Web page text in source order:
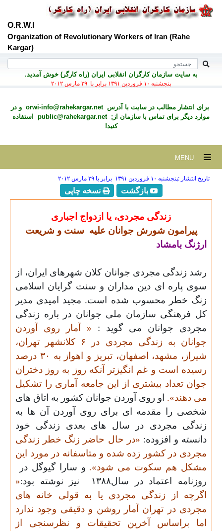
O.R.W.I
Organization of Revolutionary Workers of Iran (Rahe
Kargar)
به سايت سازمان کارگران انقلابی ايران (راه کارگر) خوش آمديد.
پنجشنبه ۱۰ فروردين ۱۳۹۱ برابر با ۲۹ مارس ۲۰۱۲
برای انتشار مطالب در سايت با آدرسorwi-info@rahekargar.net و در
موارد ديگر برای تماس با سازمان از;public@rahekargar.net
استفاده
کنید!
تاریخ انتشار :پنجشنبه ۱۰ فروردين ۱۳۹۱ برابر با ۲۹ مارس ۲۰۱۲
بازگشت نسخه چاپی
زندگی مجردی، یا ازدواج اجباری
پیرامون شورش جوانان علیه سنت و شریعت
ارژنگ بامشاد
رشد زندگی مجردی جوانان کلان شهرهای ایران، از
سوی پاره ای دین مداران و سنت گرایان اسلامی
زنگ خطر محسوب شده است. مجید امیدی مدیر
کل فرهنگی سازمان ملی جوانان در باره زندگی
مجردی جوانان
می گوید : « آمار روی آوردن
جوانان به زندگی مجردی در ۶ کلانشهر تهران،
شیراز، مشهد، اصفهان، تبریز و اهواز به ۳۰ درصد
رسیده است و غم انگیزتر آنکه روز به روز دختران
جوان تعداد بیشتری از این جامعه آماری را تشکیل
می دهند». او روی آوردن جوانان کشور به اتاق های
شخصی را مقدمه ای برای روی آوردن آن ها به
زندگی مجردی در سال های بعدی زندگی خود
دانسته و افزوده: «در حال حاضر زنگ خطر زندگی
مجردی در کشور زده شده و متاسفانه در مورد این
مشکل هم سکوت می شود». و سارا گيوگل در
روزنامه اعتماد در سال۱۳۸۸ نیز نوشته بود:«
اگرچه از زندگی مجردی يا به قولی خانه های
مجردی در تهران آمار روشن و دقيقی وجود ندارد
اما براساس آخرين تحقيقات و نظرسنجی از